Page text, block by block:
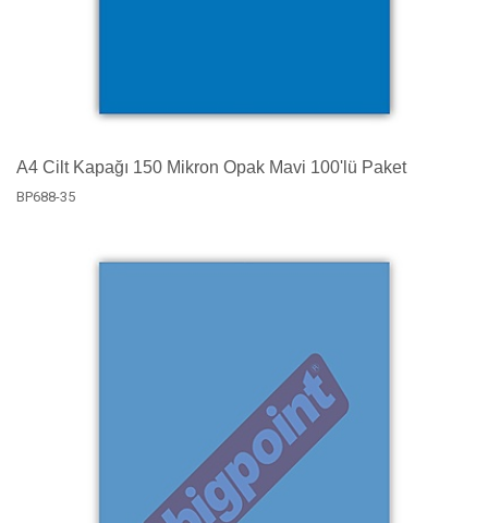
A4 Cilt Kapağı 150 Mikron Opak Mavi 100'lü Paket
BP688-35